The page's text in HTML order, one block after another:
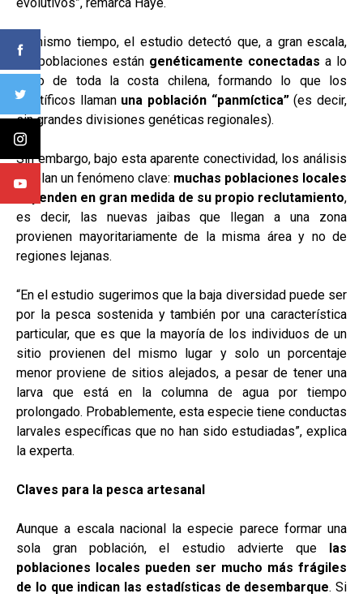
evolutivos”, remarca Haye.
Al mismo tiempo, el estudio detectó que, a gran escala,
las poblaciones están genéticamente conectadas a lo
largo de toda la costa chilena, formando lo que los
científicos llaman una población “panmíctica”(es decir,
sin grandes divisiones genéticas regionales).
Sin embargo, bajo esta aparente conectividad, los análisis
revelan un fenómeno clave: muchas poblaciones locales
dependen en gran medida de su propio reclutamiento,
es decir, las nuevas jaibas que llegan a una zona
provienen mayoritariamente de la misma área y no de
regiones lejanas.
“En el estudio sugerimos que la baja diversidad puede ser
por la pesca sostenida y también por una característica
particular, que es que la mayoría de los individuos de un
sitio provienen del mismo lugar y solo un porcentaje
menor proviene de sitios alejados, a pesar de tener una
larva que está en la columna de agua por tiempo
prolongado. Probablemente, esta especie tiene conductas
larvales específicas que no han sido estudiadas”, explica
la experta.
Claves para la pesca artesanal
Aunque a escala nacional la especie parece formar una
sola gran población, el estudio advierte que
las
poblaciones locales pueden ser mucho más frágiles
de lo que indican las estadísticas de desembarque. Si